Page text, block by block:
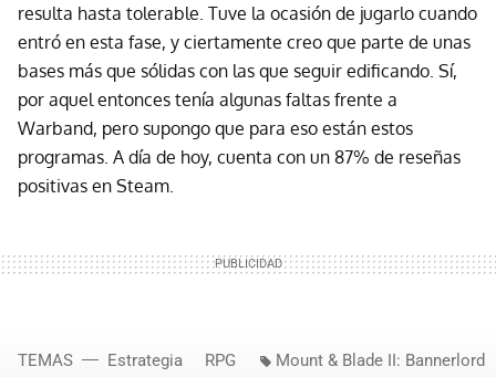
resulta hasta tolerable. Tuve la ocasión de jugarlo cuando
entró en esta fase, y ciertamente creo que parte de unas
bases más que sólidas con las que seguir edificando. Sí,
por aquel entonces tenía algunas faltas frente a
Warband, pero supongo que para eso están estos
programas. A día de hoy, cuenta con un 87% de reseñas
positivas en Steam.
TEMAS Estrategia RPG Mount & Blade II: Bannerlord